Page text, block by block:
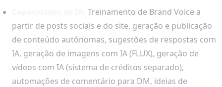
Treinamento de Brand Voice a
partir de posts sociais e do site, geração e publicação
de conteúdo autônomas, sugestões de respostas com
IA, geração de imagens com IA (FLUX), geração de
vídeos com IA (sistema de créditos separado),
automações de comentário para DM, ideias de